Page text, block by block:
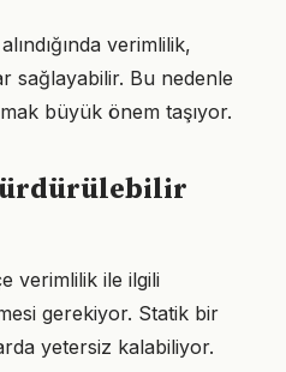
verimlilik,
sağlayabilir. Bu nedenle
büyük önem taşıyor.
verimlilik ile ilgili
gerekiyor. Statik bir
yetersiz kalabiliyor.